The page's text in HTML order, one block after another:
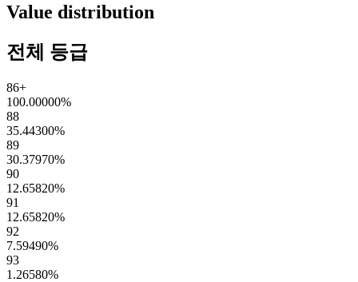
Value distribution
전체 등급
86+
100.00000%
88
35.44300%
89
30.37970%
90
12.65820%
91
12.65820%
92
7.59490%
93
1.26580%